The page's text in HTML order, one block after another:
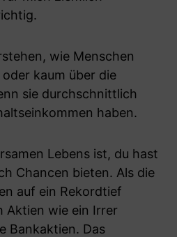
wie Menschen
kaum über die
sie durchschnittlich
haben.
Lebens ist, du hast
Chancen bieten. Als die
auf ein Rekordtief
Aktien wie ein Irrer
Bankaktien. Das